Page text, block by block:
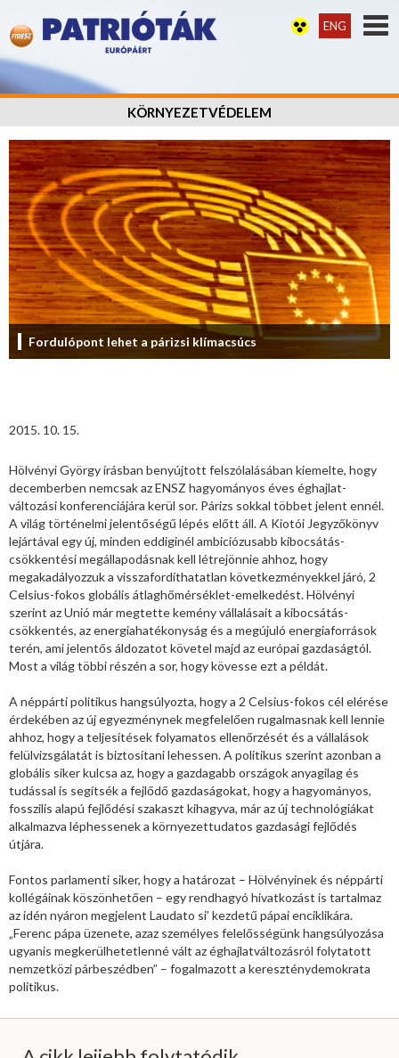
ENG
KÖRNYEZETVÉDELEM
Fordulópont lehet a párizsi klímacsúcs
2015. 10. 15.
Hölvényi György írásban benyújtott felszólalásában kiemelte, hogy
decemberben nemcsak az ENSZ hagyományos éves éghajlat-
változási konferenciájára kerül sor. Párizs sokkal többet jelent ennél.
A világ történelmi jelentőségű lépés előtt áll. A Kiotói Jegyzőkönyv
lejártával egy új, minden eddiginél ambiciózusabb kibocsátás-
csökkentési megállapodásnak kell létrejönnie ahhoz, hogy
megakadályozzuk a visszafordíthatatlan következményekkel járó, 2
Celsius-fokos globális átlaghőmérséklet-emelkedést. Hölvényi
szerint az Unió már megtette kemény vállalásait a kibocsátás-
csökkentés, az energiahatékonyság és a megújuló energiaforrások
terén, ami jelentős áldozatot követel majd az európai gazdaságtól.
Most a világ többi részén a sor, hogy kövesse ezt a példát.
A néppárti politikus hangsúlyozta, hogy a 2 Celsius-fokos cél elérése
érdekében az új egyezménynek megfelelően rugalmasnak kell lennie
ahhoz, hogy a teljesítések folyamatos ellenőrzését és a vállalások
felülvizsgálatát is biztosítani lehessen. A politikus szerint azonban a
globális siker kulcsa az, hogy a gazdagabb országok anyagilag és
tudással is segítsék a fejlődő gazdaságokat, hogy a hagyományos,
fosszilis alapú fejlődési szakaszt kihagyva, már az új technológiákat
alkalmazva léphessenek a környezettudatos gazdasági fejlődés
útjára.
Fontos parlamenti siker, hogy a határozat – Hölvényinek és néppárti
kollégáinak köszönhetően – egy rendhagyó hivatkozást is tartalmaz
az idén nyáron megjelent Laudato si’ kezdetű pápai enciklikára.
„Ferenc pápa üzenete, azaz személyes felelősségünk hangsúlyozása
ugyanis megkerülhetetlenné vált az éghajlatváltozásról folytatott
nemzetközi párbeszédben” – fogalmazott a kereszténydemokrata
politikus.